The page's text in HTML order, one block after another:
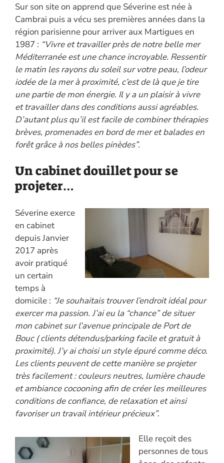
Sur son site on apprend que Séverine est née à
Cambrai puis a vécu ses premières années dans la
région parisienne pour arriver aux Martigues en
1987 : “Vivre et travailler près de notre belle mer
Méditerranée est une chance incroyable. Ressentir
le matin les rayons du soleil sur votre peau, l’odeur
iodée de la mer à proximité, c’est de là que je tire
une partie de mon énergie. Il y a un plaisir à vivre
et travailler dans des conditions aussi agréables.
D’autant plus qu’il est facile de combiner thérapies
brèves, promenades en bord de mer et balades en
forêt grâce à nos belles pinèdes”.
Un cabinet douillet pour se
projeter…
Séverine exerce
en cabinet
depuis Janvier
2017 après
avoir pratiqué
un certain
temps à
domicile : “Je souhaitais trouver l’endroit idéal pour
exercer ma passion. J’ai eu la “chance” de situer
mon cabinet sur l’avenue principale de Port de
Bouc ( clients détendus/parking facile et gratuit à
proximité). J’y ai choisi un style épuré comme déco.
Les clients peuvent de cette manière se projeter
très facilement : couleurs neutres, lumière chaude
et ambiance cocooning afin de créer les meilleures
conditions de confiance, de relaxation et ainsi
favoriser un travail intérieur précieux”.
Elle reçoit des
personnes de tous